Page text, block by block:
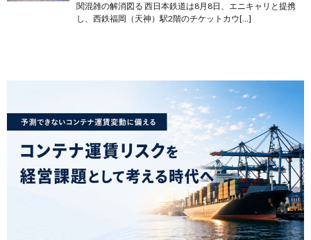
関混雑の解消図る 西日本鉄道は8月8日、エニキャリと提携
し、西鉄福岡（天神）駅2階のチケットカウ[…]